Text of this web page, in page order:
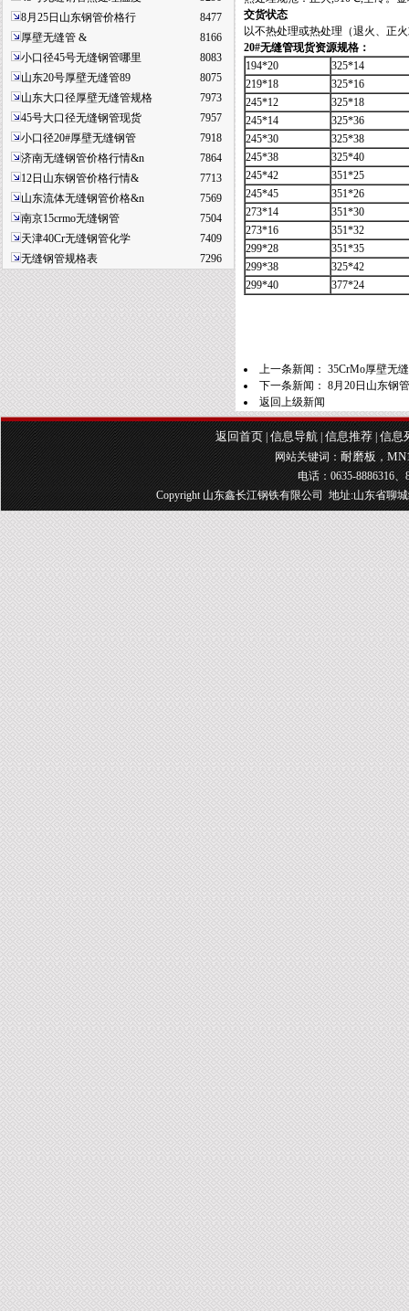
8月25日山东钢管价格行
8477
厚壁无缝管 &
8166
小口径45号无缝钢管哪里
8083
山东20号厚壁无缝管89
8075
山东大口径厚壁无缝管规格
7973
45号大口径无缝钢管现货
7957
小口径20#厚壁无缝钢管
7918
济南无缝钢管价格行情&n
7864
12日山东钢管价格行情&
7713
山东流体无缝钢管价格&n
7569
南京15crmo无缝钢管
7504
天津40Cr无缝钢管化学
7409
无缝钢管规格表
7296
交货状态
以不热处理或热处理（退火、正
20#无缝管现货资源规格：
194*20
325*14
219*18
325*16
245*12
325*18
245*14
325*36
245*30
325*38
245*38
325*40
245*42
351*25
245*45
351*26
273*14
351*30
273*16
351*32
299*28
351*35
299*38
325*42
299*40
377*24
上一条新闻： 35CrMo厚壁无
下一条新闻： 8月20日山东钢
返回上级新闻
返回首页|信息导航|信息推荐|信息
网站关键词：耐磨板，
电话：0635-8886316
Copyright 山东鑫长江钢铁有限公司 地址:山东省聊